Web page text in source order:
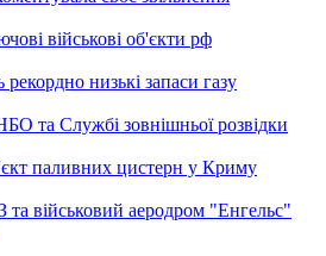
військові об'єкти рф
низькі запаси газу
та Службі зовнішньої розвідки
паливних цистерн у Криму
військовий аеродром "Енгельс"